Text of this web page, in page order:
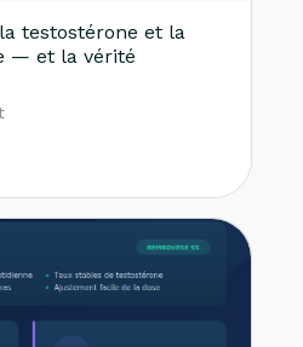
testostérone et la
— et la vérité